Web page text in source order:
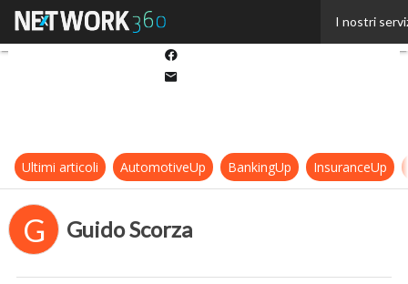
I nostri
Ultimi articoli AutomotiveUp BankingUp InsuranceUp
G Guido Scorza